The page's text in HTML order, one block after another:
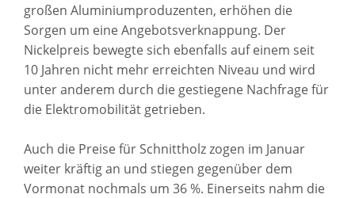
großen Aluminiumproduzenten, erhöhen die
Sorgen um eine Angebotsverknappung. Der
Nickelpreis bewegte sich ebenfalls auf einem seit
10 Jahren nicht mehr erreichten Niveau und wird
unter anderem durch die gestiegene Nachfrage für
die Elektromobilität getrieben.
Auch die Preise für Schnittholz zogen im Januar
weiter kräftig an und stiegen gegenüber dem
Vormonat nochmals um 36 %. Einerseits nahm die